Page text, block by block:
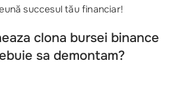
succesul tău financiar!
clona bursei binance
sa demontam?